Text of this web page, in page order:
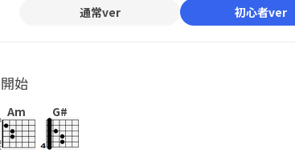
通常ver 初心者ver
始
Am G#